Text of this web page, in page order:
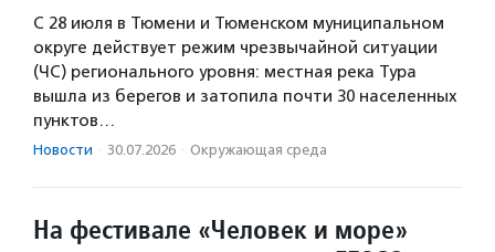
С 28 июля в Тюмени и Тюменском муниципальном
округе действует режим чрезвычайной ситуации
(ЧС) регионального уровня: местная река Тура
вышла из берегов и затопила почти 30 населенных
пунктов…
Новости · 30.07.2026 · Окружающая среда
На фестивале «Человек и море»